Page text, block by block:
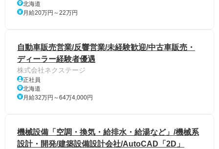
北海道
月給20万円～22万円
自動車販売営業/反響営業/未経験歓迎/中古車販売・
ディーラー経験者優遇
株式会社ネクステージ
正社員
北海道
月給32万円～64万4,000円
機械設備「空調・換気・給排水・給湯など」/機械系
設計・開発/建築設備設計会社/AutoCAD「2D」